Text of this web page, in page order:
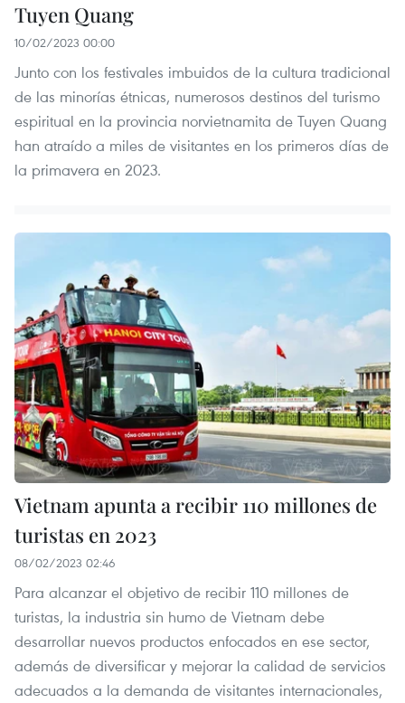
Tuyen Quang
10/02/2023 00:00
Junto con los festivales imbuidos de la cultura tradicional
de las minorías étnicas, numerosos destinos del turismo
espiritual en la provincia norvietnamita de Tuyen Quang
han atraído a miles de visitantes en los primeros días de
la primavera en 2023.
Vietnam apunta a recibir 110 millones de
turistas en 2023
08/02/2023 02:46
Para alcanzar el objetivo de recibir 110 millones de
turistas, la industria sin humo de Vietnam debe
desarrollar nuevos productos enfocados en ese sector,
además de diversificar y mejorar la calidad de servicios
adecuados a la demanda de visitantes internacionales,